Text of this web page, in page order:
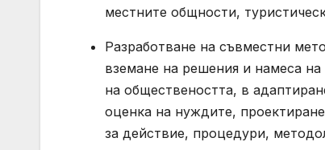
местните общности,
Разработване на съвместни
вземане на решения и намеса
на обществеността, в
оценка на нуждите,
за действие, процедури,